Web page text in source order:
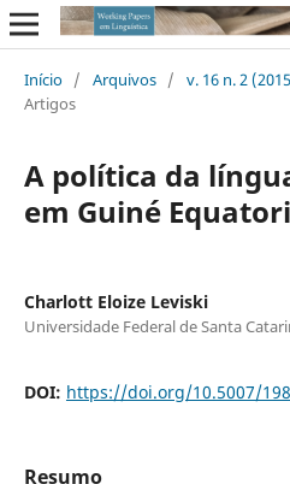
Início / Arquivos / v. 16 n. 2
Artigos
A política da
em Guiné
Charlott Eloize Leviski
Universidade Federal de Santa
DOI: https://doi.org/10.5007/
Resumo